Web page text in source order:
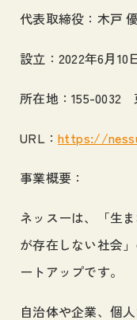
代表取締役：木戸
設立：2022年6月10
所在地：155-0032
URL：https://
事業概要：
ネッスーは、「生
が存在しない社会
ートアップです。
自治体や企業、個